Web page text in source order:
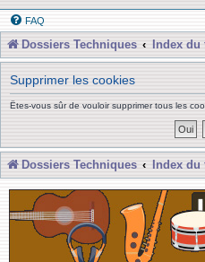
FAQ
Dossiers Techniques Index
Supprimer les cookies
Êtes-vous sûr de vouloir supprimer tous les
Dossiers Techniques Index